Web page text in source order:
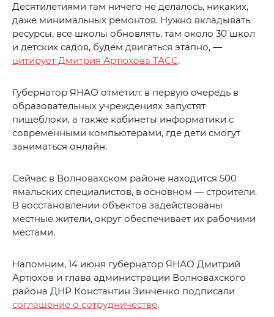
Десятилетиями там ничего не делалось, никаких,
даже минимальных ремонтов. Нужно вкладывать
ресурсы, все школы обновлять, там около 30 школ
и детских садов, будем двигаться этапно, —
цитирует Дмитрия Артюхова ТАСС.
Губернатор ЯНАО отметил: в первую очередь в
образовательных учреждениях запустят
пищеблоки, а также кабинеты информатики с
современными компьютерами, где дети смогут
заниматься онлайн.
Сейчас в Волновахском районе находится 500
ямальских специалистов, в основном — строители.
В восстановлении объектов задействованы
местные жители, округ обеспечивает их рабочими
местами.
Напомним, 14 июня губернатор ЯНАО Дмитрий
Артюхов и глава администрации Волновахского
района ДНР Константин Зинченко подписали
соглашение о сотрудничестве.